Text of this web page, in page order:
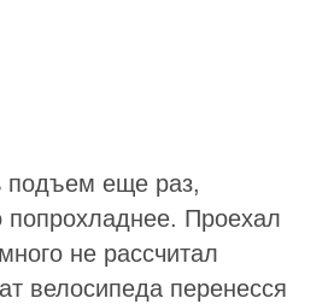
подъем еще раз,
Проехал
не рассчитал
велосипеда перенесся